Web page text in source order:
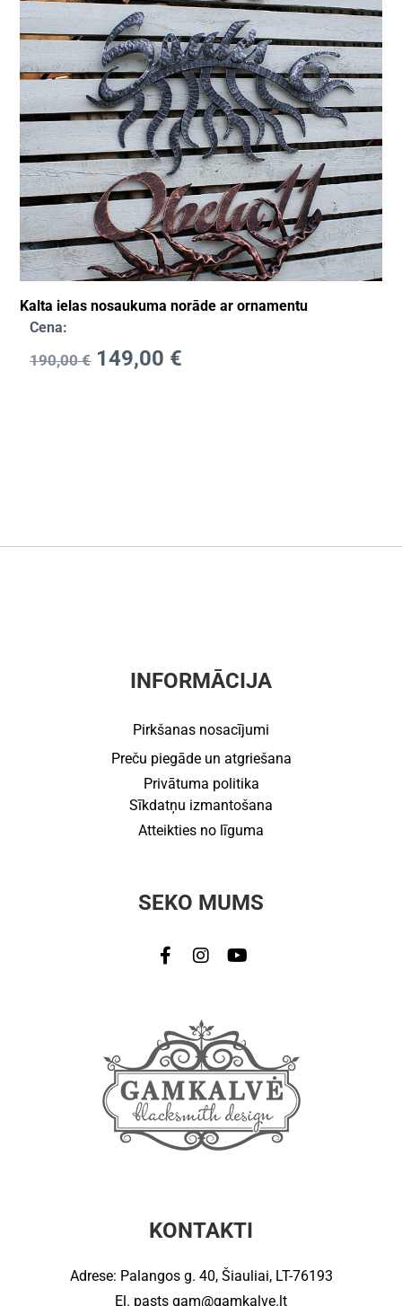
Kalta ielas nosaukuma norāde ar ornamentu
Cena:
190,00€ 149,00 €
INFORMĀCIJA
Pirkšanas nosacījumi
Preču piegāde un atgriešana
Privātuma politika
Sīkdatņu izmantošana
Atteikties no līguma
SEKO MUMS
KONTAKTI
Adrese: Palangos g. 40, Šiauliai, LT-76193
El. pasts gam@gamkalve.lt